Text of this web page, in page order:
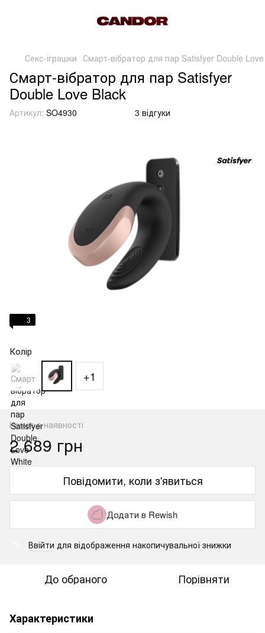
Секс-іграшки Смарт-вібратор для пар Satisfyer Double
Смарт-вібратор для пар Satisfyer
Double Love Black
Артикул: SO4930 3 відгуки
3
Колір
+1
Немає в наявності
2 689 грн
Повідомити, коли з'явиться
Додати в Rewish
Ввійти для відображення накопичувальної знижки
До обраного Порівняти
Характеристики